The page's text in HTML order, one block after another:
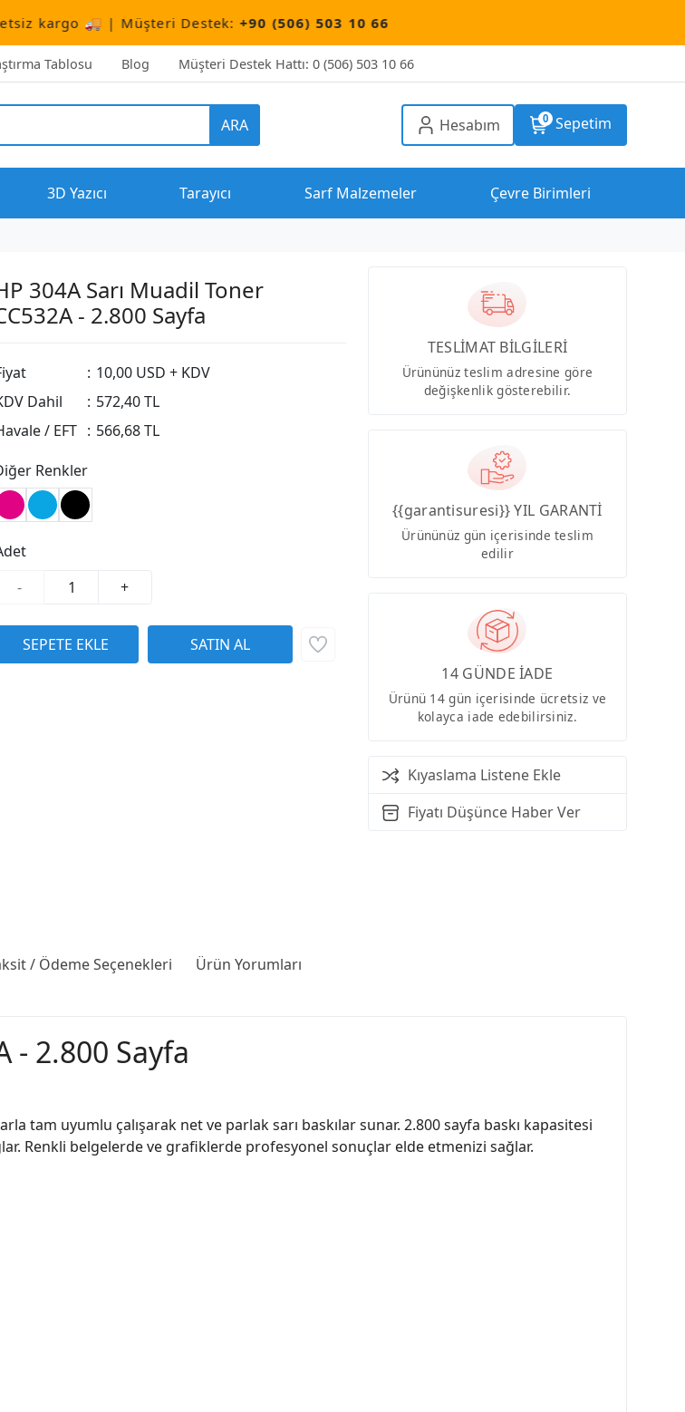
| Müşteri Destek:+90 (506) 503 10 66
Tablosu Blog Müşteri Destek Hattı: 0 (506) 503 10 66
ARA Hesabım 0 Sepetim
3D Yazıcı Tarayıcı Sarf Malzemeler Çevre Birimleri
304A Sarı Muadil Toner
- 2.800 Sayfa
: 10,00 USD + KDV
Dahil
: 572,40 TL
/ EFT : 566,68 TL
Renkler
-
+
TESLİMAT BİLGİLERİ
Ürününüz teslim adresine göre
değişkenlik gösterebilir.
{{garantisuresi}} YIL GARANTİ
Ürününüz gün içerisinde teslim
edilir
14 GÜNDE İADE
Ürünü 14 gün içerisinde ücretsiz ve
kolayca iade edebilirsiniz.
Kıyaslama Listene Ekle
Fiyatı Düşünce Haber Ver
/ Ödeme Seçenekleri Ürün Yorumları
- 2.800 Sayfa
tam uyumlu çalışarak net ve parlak sarı baskılar sunar. 2.800 sayfa baskı kapasitesi
Renkli belgelerde ve grafiklerde profesyonel sonuçlar elde etmenizi sağlar.